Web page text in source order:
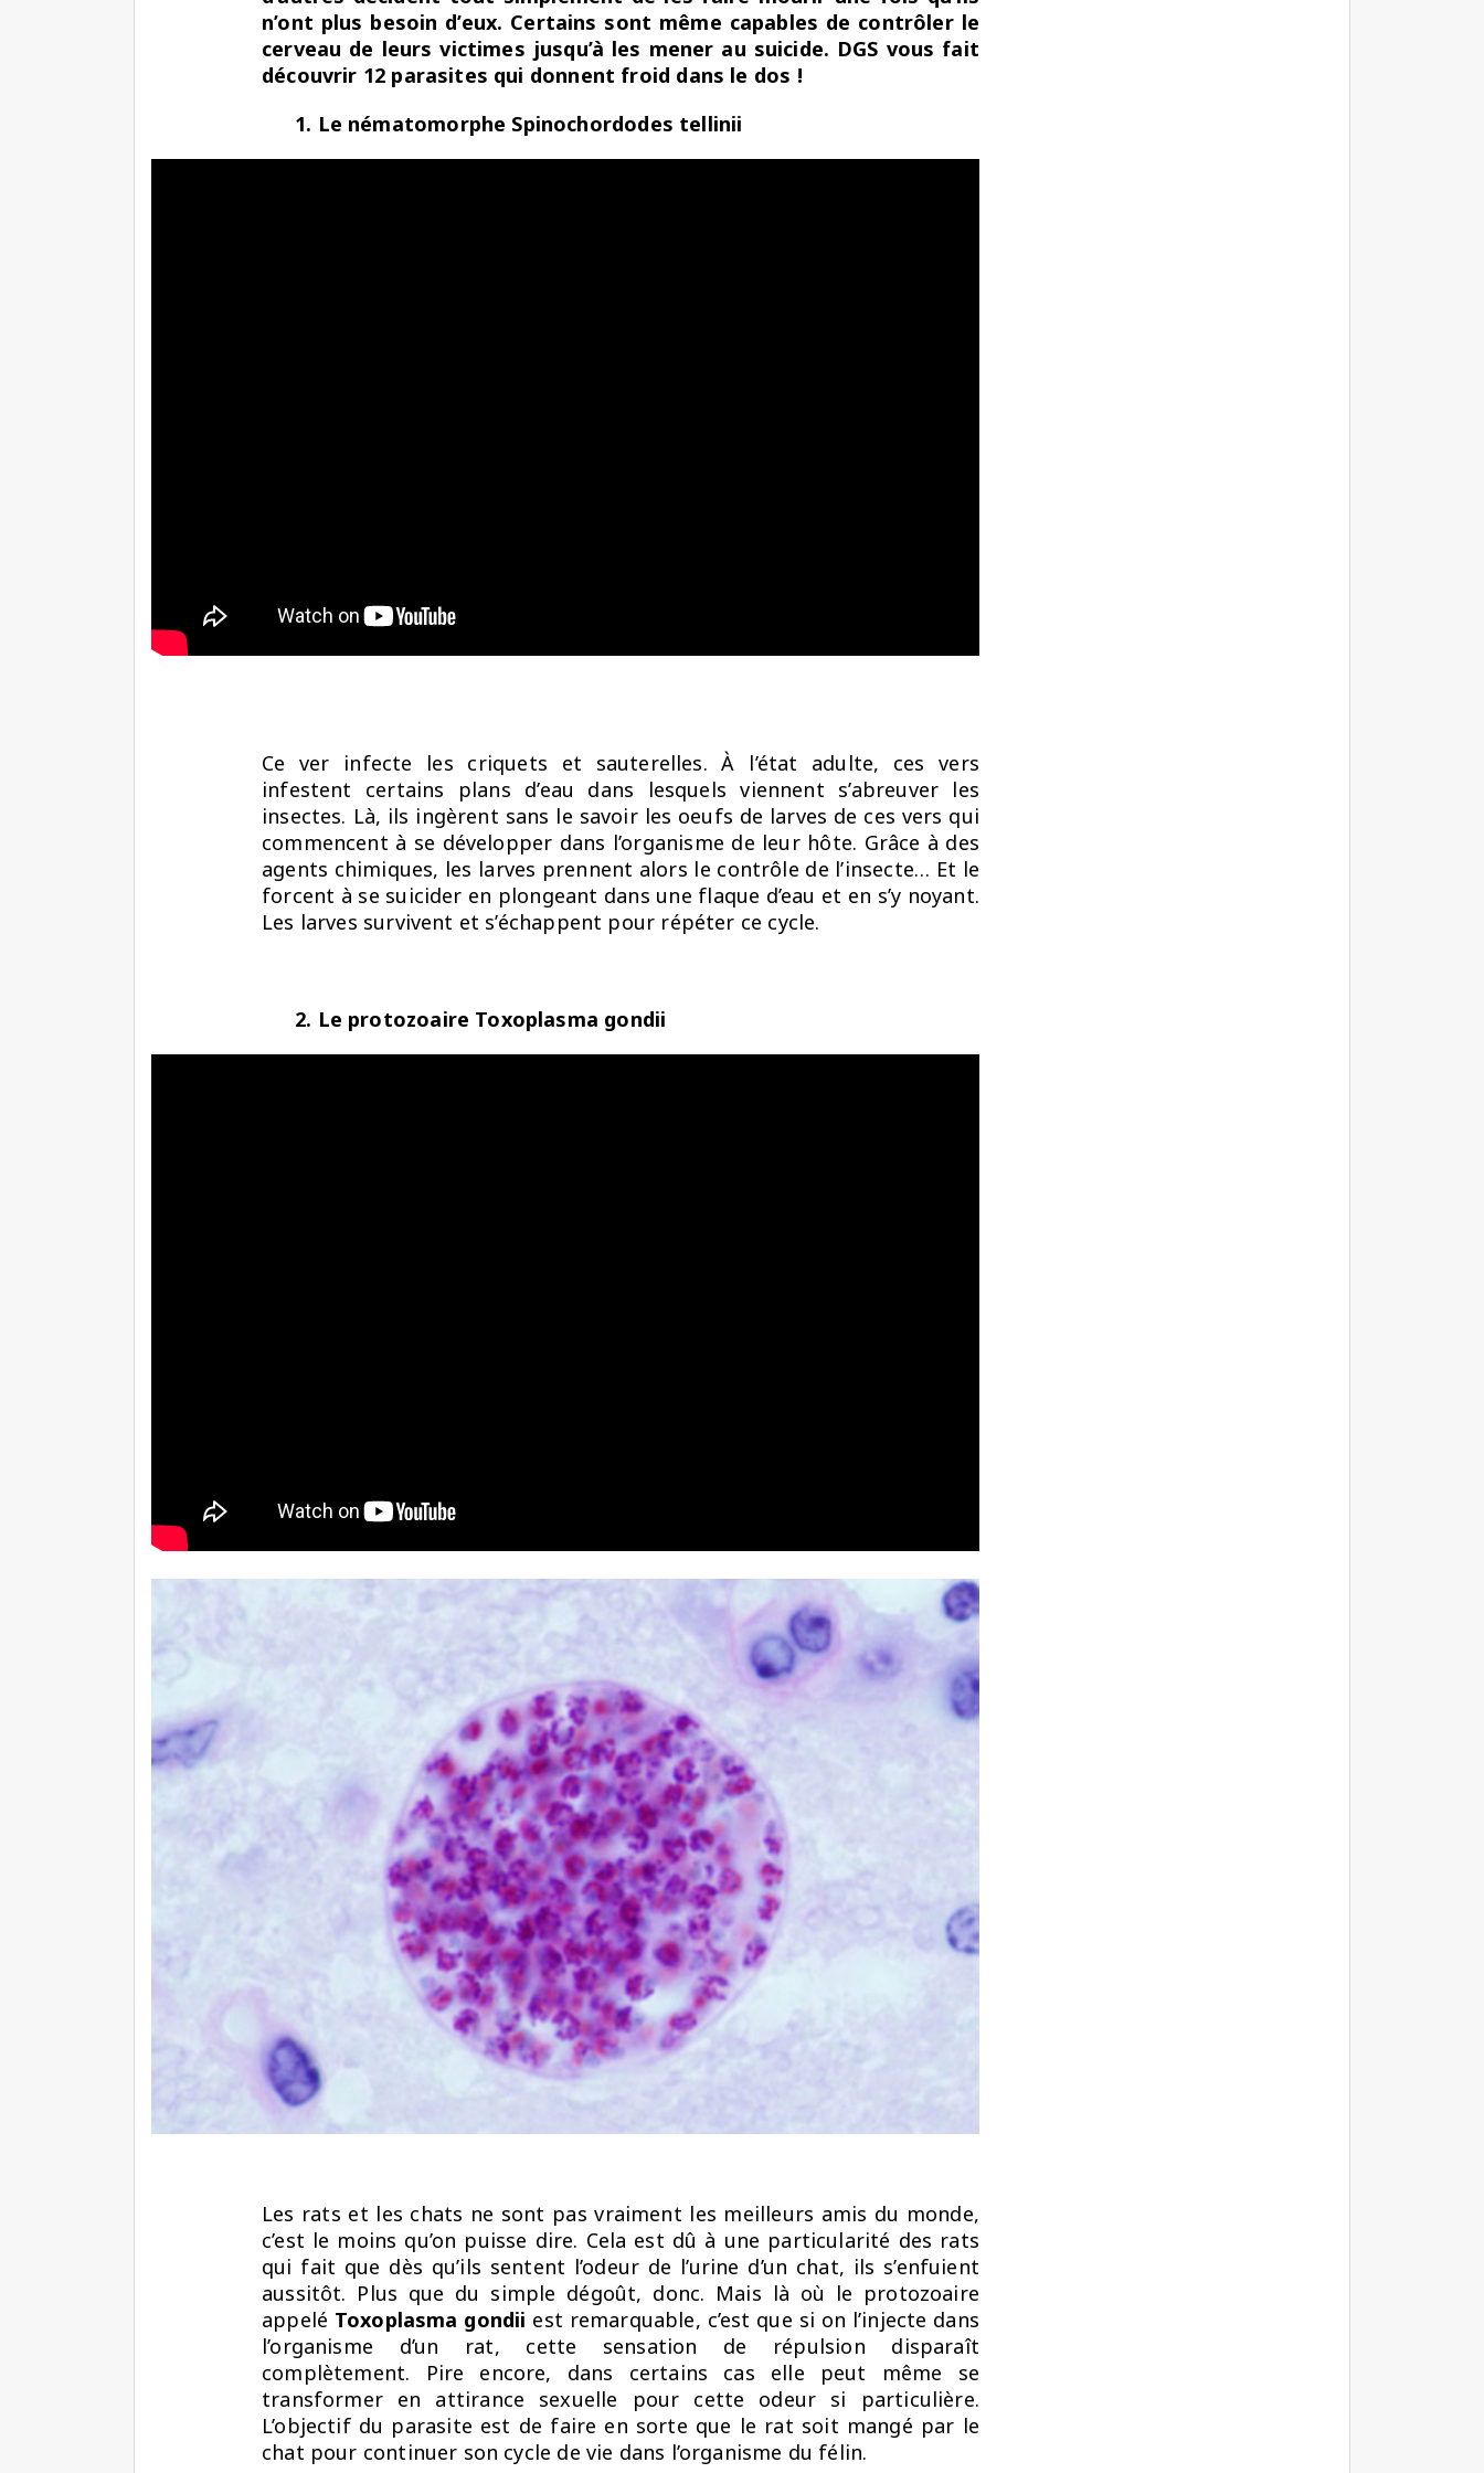
n’ont plus besoin d’eux. Certains sont même capables de contrôler le
cerveau de leurs victimes jusqu’à les mener au suicide. DGS vous fait
découvrir 12 parasites qui donnent froid dans le dos !
1. Le nématomorphe Spinochordodes tellinii
Ce ver infecte les criquets et sauterelles. À l’état adulte, ces vers
infestent certains plans d’eau dans lesquels viennent s’abreuver les
insectes. Là, ils ingèrent sans le savoir les oeufs de larves de ces vers qui
commencent à se développer dans l’organisme de leur hôte. Grâce à des
agents chimiques, les larves prennent alors le contrôle de l’insecte… Et le
forcent à se suicider en plongeant dans une flaque d’eau et en s’y noyant.
Les larves survivent et s’échappent pour répéter ce cycle.
2. Le protozoaire Toxoplasma gondii
Les rats et les chats ne sont pas vraiment les meilleurs amis du monde,
c’est le moins qu’on puisse dire. Cela est dû à une particularité des rats
qui fait que dès qu’ils sentent l’odeur de l’urine d’un chat, ils s’enfuient
aussitôt. Plus que du simple dégoût, donc. Mais là où le protozoaire
appelé Toxoplasma gondii est remarquable, c’est que si on l’injecte dans
l’organisme d’un rat, cette sensation de répulsion disparaît
complètement. Pire encore, dans certains cas elle peut même se
transformer en attirance sexuelle pour cette odeur si particulière.
L’objectif du parasite est de faire en sorte que le rat soit mangé par le
chat pour continuer son cycle de vie dans l’organisme du félin.